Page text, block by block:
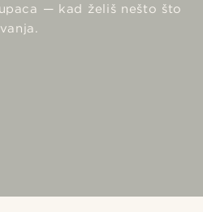
— kad želiš nešto što